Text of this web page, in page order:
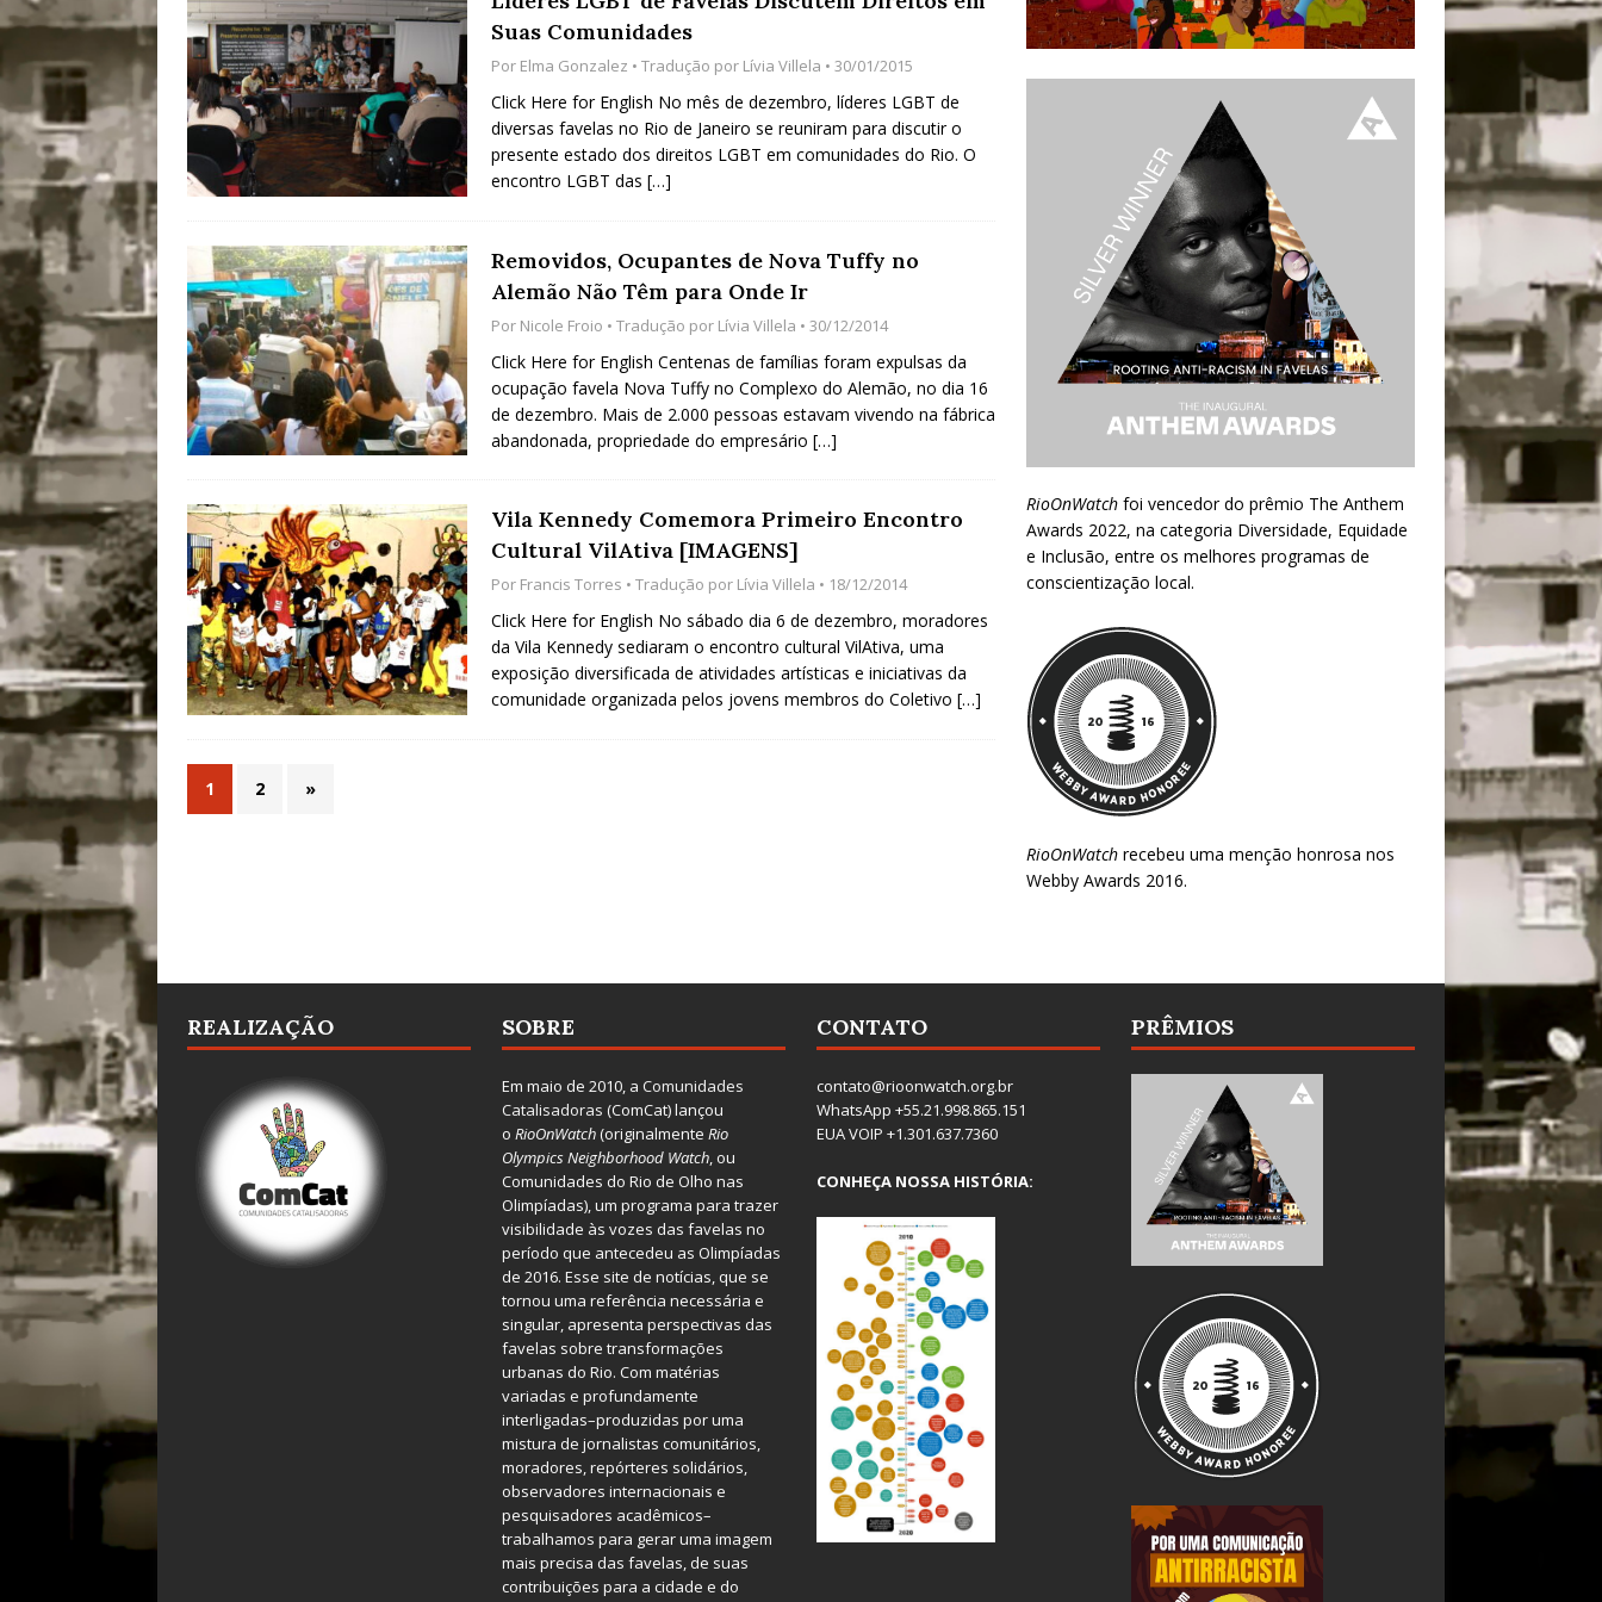
Suas Comunidades
Por Elma Gonzalez • Tradução por Lívia Villela • 30/01/2015
Click Here for English No mês de dezembro, líderes LGBT de
diversas favelas no Rio de Janeiro se reuniram para discutir o
presente estado dos direitos LGBT em comunidades do Rio. O
encontro LGBT das […]
Removidos, Ocupantes de Nova Tuffy no
Alemão Não Têm para Onde Ir
Por Nicole Froio • Tradução por Lívia Villela • 30/12/2014
Click Here for English Centenas de famílias foram expulsas da
ocupação favela Nova Tuffy no Complexo do Alemão, no dia 16
de dezembro. Mais de 2.000 pessoas estavam vivendo na fábrica
abandonada, propriedade do empresário […]
Vila Kennedy Comemora Primeiro Encontro
Cultural VilAtiva [IMAGENS]
Por Francis Torres • Tradução por Lívia Villela • 18/12/2014
Click Here for English No sábado dia 6 de dezembro, moradores
da Vila Kennedy sediaram o encontro cultural VilAtiva, uma
exposição diversificada de atividades artísticas e iniciativas da
comunidade organizada pelos jovens membros do Coletivo […]
1 2 »
RioOnWatchfoi vencedor do prêmio The Anthem
Awards 2022, na categoria Diversidade, Equidade
e Inclusão, entre os melhores programas de
conscientização local.
RioOnWatchrecebeu uma menção honrosa nos
Webby Awards 2016.
REALIZAÇÃO SOBRE
Em maio de 2010, a Comunidades
Catalisadoras (ComCat) lançou
o RioOnWatch(originalmente Rio
Olympics Neighborhood Watch, ou
Comunidades do Rio de Olho nas
Olimpíadas), um programa para trazer
visibilidade às vozes das favelas no
período que antecedeu as Olimpíadas
de 2016. Esse site de notícias, que se
tornou uma referência necessária e
singular, apresenta perspectivas das
favelas sobre transformações
urbanas do Rio. Com matérias
variadas e profundamente
interligadas–produzidas por uma
mistura de jornalistas comunitários,
moradores, repórteres solidários,
observadores internacionais e
pesquisadores acadêmicos–
trabalhamos para gerar uma imagem
mais precisa das favelas, de suas
contribuições para a cidade e do
CONTATO
contato@rioonwatch.org.br
WhatsApp +55.21.998.865.151
EUA VOIP +1.301.637.7360
CONHEÇA NOSSA HISTÓRIA:
PRÊMIOS